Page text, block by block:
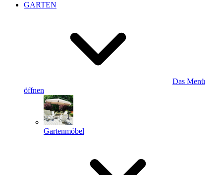
GARTEN
Das Menü
öffnen
Gartenmöbel